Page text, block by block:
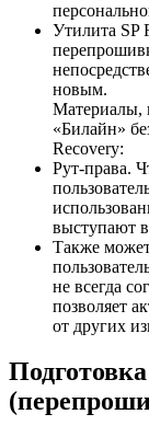
Утилита SP
новым.
Материалы,
«Билайн»
Recovery:
Рут-права.
выступают
Также
не всегда
позволяет
от других